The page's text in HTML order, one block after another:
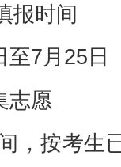
时间
7月25日
愿
按考生已